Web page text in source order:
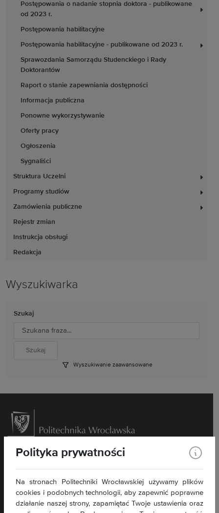
Postępowania o nadanie stopnia doktora - publikowane
od 2023 r.
Postępowania habilitacyjne
Postępowania habilitacyjne - publikowane od 2023 r.
Sprawozdania Samorządu Studenckiego i Rady
Doktorantów
Raport o stanie zapewniania dostępności
Informacja publiczna
Ponowne wykorzystywanie
Oferty pracy
Ogłoszenia
Sygnaliści
Struktura Uczelni
Programy studiów
Zamówienia publiczne
Rejestr zmian
Instrukcja obsługi
Redakcja
Wyszukiwarka
Szukaj
Wyszukiwanie zaawansowane
Wybrzeże Wyspiańskiego 27, 50- 370 Wrocław
Kontakt »
Deklaracja dostępności BIP »
Polityka prywatności
Na stronach Politechniki Wrocławskiej używamy plików
cookies i podobnych technologii, aby zapewnić poprawne
działanie naszej strony, zapamiętać Twoje ustawienia oraz